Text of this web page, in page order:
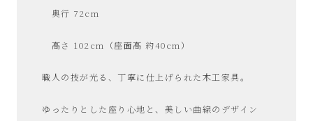
奥行 72cm
高さ 102cm（座面高 約40cm）
職人の技が光る、丁寧に仕上げられた木工家具。
ゆったりとした座り心地と、美しい曲線のデザイン